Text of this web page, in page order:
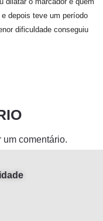
depois teve um período
dificuldade conseguiu
um comentário.